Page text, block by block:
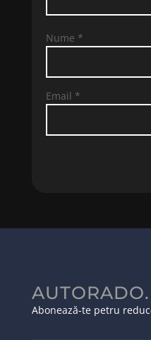
Nume *
Email *
Abonează-te petru